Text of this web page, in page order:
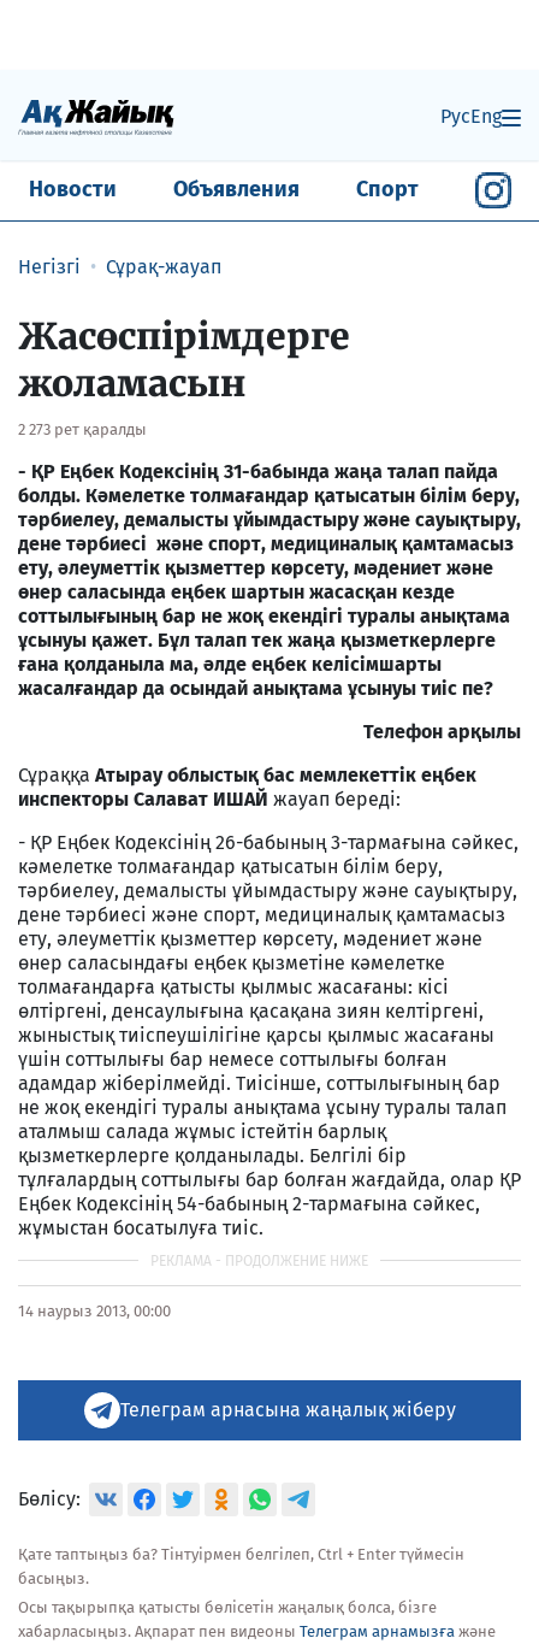
РусEng
Новости Объявления Спорт
Негізгі Сұрақ-жауап
Жасөспірімдерге
жоламасын
2 273 рет қаралды
- ҚР Еңбек Кодексінің 31-бабында жаңа талап пайда
болды. Кәмелетке толмағандар қатысатын білім беру,
тәрбиелеу, демалысты ұйымдастыру және сауықтыру,
дене тәрбиесі және спорт, медициналық қамтамасыз
ету, әлеуметтік қызметтер көрсету, мәдениет және
өнер саласында еңбек шартын жасасқан кезде
соттылығының бар не жоқ екендігі туралы анықтама
ұсынуы қажет. Бұл талап тек жаңа қызметкерлерге
ғана қолданыла ма, әлде еңбек келісімшарты
жасалғандар да осындай анықтама ұсынуы тиіс пе?
Телефон арқылы
Сұраққа Атырау облыстық бас мемлекеттік еңбек
инспекторы Салават ИШАЙ жауап береді:
- ҚР Еңбек Кодексінің 26-бабының 3-тармағына сәйкес,
кәмелетке толмағандар қатысатын білім беру,
тәрбиелеу, демалысты ұйымдастыру және сауықтыру,
дене тәрбиесі және спорт, медициналық қамтамасыз
ету, әлеуметтік қызметтер көрсету, мәдениет және
өнер саласындағы еңбек қызметіне кәмелетке
толмағандарға қатысты қылмыс жасағаны: кісі
өлтіргені, денсаулығына қасақана зиян келтіргені,
жыныстық тиіспеушілігіне қарсы қылмыс жасағаны
үшін соттылығы бар немесе соттылығы болған
адамдар жіберілмейді. Тиісінше, соттылығының бар
не жоқ екендігі туралы анықтама ұсыну туралы талап
аталмыш салада жұмыс істейтін барлық
қызметкерлерге қолданылады. Белгілі бір
тұлғалардың соттылығы бар болған жағдайда, олар ҚР
Еңбек Кодексінің 54-бабының 2-тармағына сәйкес,
жұмыстан босатылуға тиіс.
14 наурыз 2013, 00:00
Телеграм арнасына жаңалық жіберу
Бөлісу:
Қате таптыңыз ба? Тінтуірмен белгілеп, Ctrl + Enter түймесін
басыңыз.
Осы тақырыпқа қатысты бөлісетін жаңалық болса, бізге
хабарласыңыз. Ақпарат пен видеоны Телеграм арнамызға және